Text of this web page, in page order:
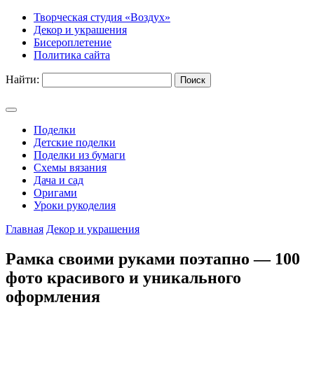
Творческая студия «Воздух»
Декор и украшения
Бисероплетение
Политика сайта
Найти:
Поделки
Детские поделки
Поделки из бумаги
Схемы вязания
Дача и сад
Оригами
Уроки рукоделия
Главная Декор и украшения
Рамка своими руками поэтапно — 100
фото красивого и уникального
оформления